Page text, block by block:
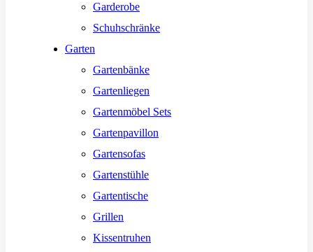
Garderobe
Schuhschränke
Garten
Gartenbänke
Gartenliegen
Gartenmöbel Sets
Gartenpavillon
Gartensofas
Gartenstühle
Gartentische
Grillen
Kissentruhen